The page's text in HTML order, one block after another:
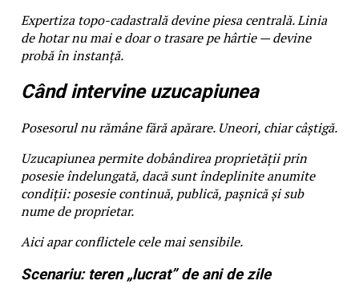
Expertiza topo-cadastrală devine piesa centrală. Linia
de hotar nu mai e doar o trasare pe hârtie — devine
probă în instanță.
Când intervine uzucapiunea
Posesorul nu rămâne fără apărare. Uneori, chiar câștigă.
Uzucapiunea permite dobândirea proprietății prin
posesie îndelungată, dacă sunt îndeplinite anumite
condiții: posesie continuă, publică, pașnică și sub
nume de proprietar.
Aici apar conflictele cele mai sensibile.
Scenariu: teren „lucrat” de ani de zile